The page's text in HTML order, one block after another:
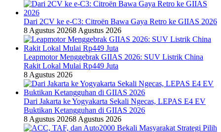
Dari 2CV ke e-C3: Citroën Bawa Gaya Retro ke GIIAS 2026
8 Agustus 20268 Agustus 2026
Leapmotor Menggebrak GIIAS 2026: SUV Listrik China
Rakit Lokal Mulai Rp449 Juta
8 Agustus 2026
Dari Jakarta ke Yogyakarta Sekali Ngecas, LEPAS E4 EV
Buktikan Ketangguhan di GIIAS 2026
8 Agustus 20268 Agustus 2026